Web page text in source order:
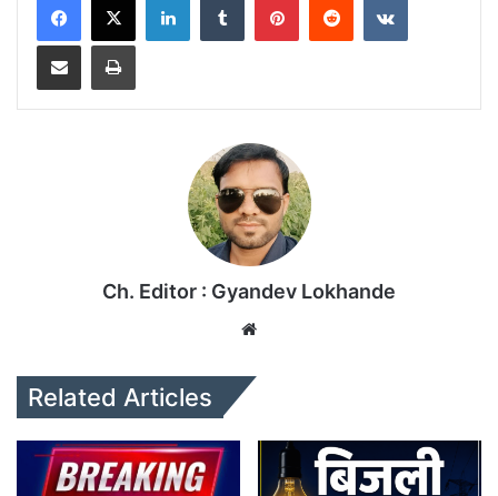
Ch. Editor : Gyandev Lokhande
Related Articles